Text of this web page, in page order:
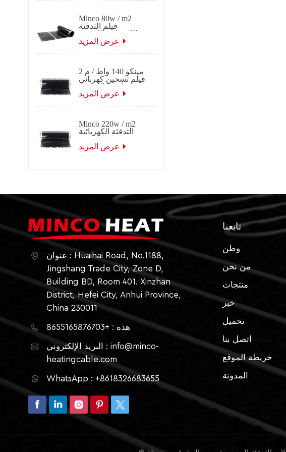
Minco 80w / m2
فيلم التدفئة
الكهربائية الكربون
الأشعة تحت الحمراء
البعيدة
مينكو 140 واط / م 2
فيلم تسخين كهربائي
كوريا الكربون
بالأشعة تحت
Minco 220w / m2
التدفئة الكهربائية
بالأشعة تحت
عنوان : Huaihai Road, No.1188,
Jingshang Trade City, Zone D,
Building BD, Room 401. Xinzhan
District, Hefei City, Anhui Province,
China 230011
هذه : +8655165876703
البريد الإلكتروني : info@minco-
heatingcable.com
WhatsApp : +8618326683655
تابعنا
وطن
من نحن
منتجات
خبر
تحميل
اتصل بنا
خريطة الموقع
المدونة